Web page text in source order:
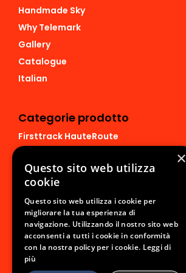
Handmade Sky
Why Telemark
Gallery
Catalogue
Italian
Categorie prodotto
Firsttrack HauteRoute
Firsttrack Sonar 120
Firsttrack Abbigliamento
Privacy Policy
Privacy Policy
Cookie Policy
×
Questo sito web utilizza
cookie
Questo sito web utilizza i cookie per
migliorare la tua esperienza di
navigazione. Utilizzando il nostro sito web
acconsenti a tutti i cookie in conformità
con la nostra policy per i cookie. Leggi di
più